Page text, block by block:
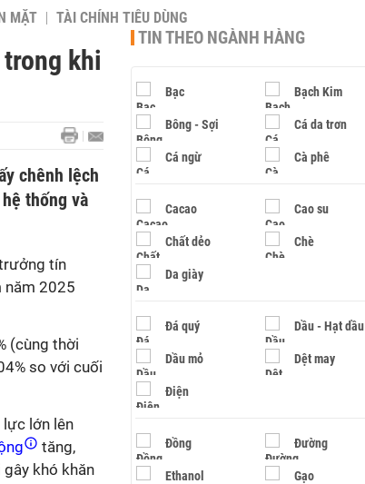
MẶT TÀI CHÍNH TIÊU DÙNG
khi
chênh lệch
thống và
tín
năm 2025
(cùng thời
so với cuối
lớn lên
tăng,
khó khăn
TIN THEO NGÀNH HÀNG
Bạc Bạch Kim
Bông - Sợi Cá da trơn
Cá ngừ Cà phê
Cacao Cao su
Chất dẻo Chè
Da giày
Đá quý Dầu - Hạt dầu
Dầu mỏ Dệt may
Điện
Đồng Đường
Ethanol Gạo